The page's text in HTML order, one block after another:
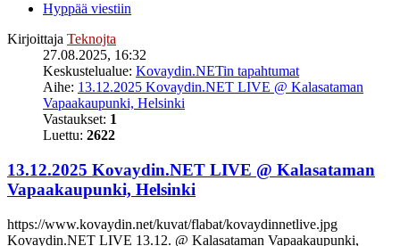
Hyppää viestiin
Kirjoittaja Teknojta
27.08.2025, 16:32
Keskustelualue: Kovaydin.NETin tapahtumat
Aihe: 13.12.2025 Kovaydin.NET LIVE @ Kalasataman
Vapaakaupunki, Helsinki
Vastaukset: 1
Luettu: 2622
13.12.2025 Kovaydin.NET LIVE @ Kalasataman
Vapaakaupunki, Helsinki
https://www.kovaydin.net/kuvat/flabat/kovaydinnetlive.jpg
Kovaydin.NET LIVE 13.12. @ Kalasataman Vapaakaupunki,